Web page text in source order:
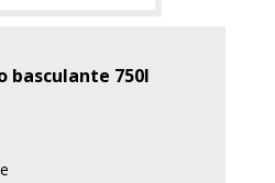
basculante 750l